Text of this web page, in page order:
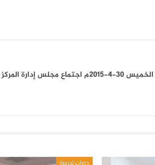
الإقليمي لتنمية الطفولة المبكرة